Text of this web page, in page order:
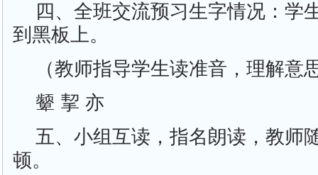
四、全班交流预习生字情况：学
到黑板上。
（教师指导学生读准音，理解意
颦 挈 亦
五、小组互读，指名朗读，教师
顿。